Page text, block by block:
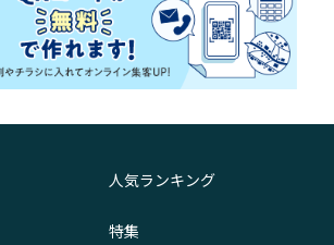
人気ランキング
特集